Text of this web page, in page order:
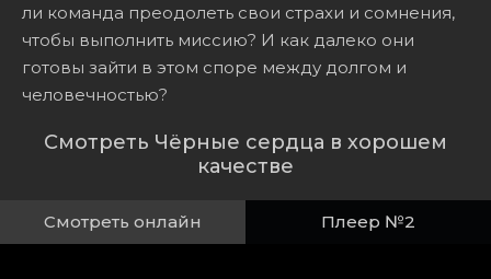
ли команда преодолеть свои страхи и сомнения,
чтобы выполнить миссию? И как далеко они
готовы зайти в этом споре между долгом и
человечностью?
Смотреть Чёрные сердца в хорошем
качестве
Смотреть онлайн Плеер №2